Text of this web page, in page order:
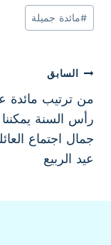
وسوم
المقال:
#مائدة جميلة
تصفّح
المقالات
السابق
من ترتيب مائدة
رأس السنة
جمال اجتماع
عيد الربيع